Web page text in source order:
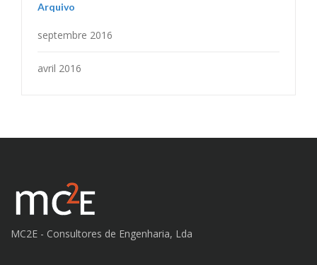
Arquivo
septembre 2016
avril 2016
MC2E - Consultores de Engenharia, Lda